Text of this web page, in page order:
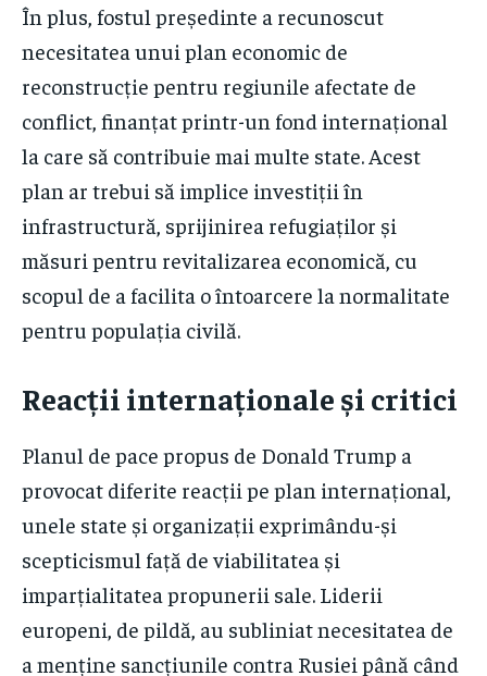
În plus, fostul președinte a recunoscut
necesitatea unui plan economic de
reconstrucție pentru regiunile afectate de
conflict, finanțat printr-un fond internațional
la care să contribuie mai multe state. Acest
plan ar trebui să implice investiții în
infrastructură, sprijinirea refugiaților și
măsuri pentru revitalizarea economică, cu
scopul de a facilita o întoarcere la normalitate
pentru populația civilă.
Reacții internaționale și critici
Planul de pace propus de Donald Trump a
provocat diferite reacții pe plan internațional,
unele state și organizații exprimându-și
scepticismul față de viabilitatea și
imparțialitatea propunerii sale. Liderii
europeni, de pildă, au subliniat necesitatea de
a menține sancțiunile contra Rusiei până când